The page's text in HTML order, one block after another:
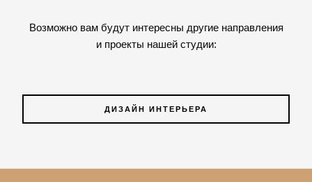
Возможно вам будут интересны другие направления
и проекты нашей студии:
ДИЗАЙН ИНТЕРЬЕРА